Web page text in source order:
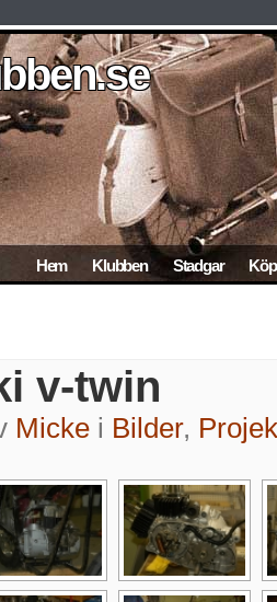
Hem Klubben Stadgar
v-twin
Mickei Bilder,